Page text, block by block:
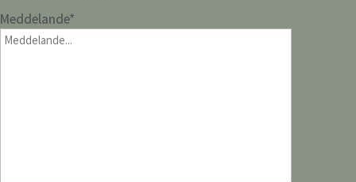
Meddelande*